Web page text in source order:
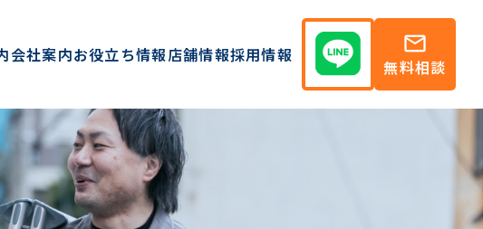
会社案内お役立ち情報店舗情報採用情報 mail
無料相談